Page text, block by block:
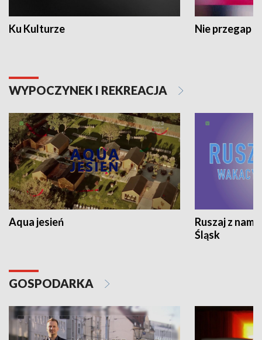
Ku Kulturze Nie przegap
WYPOCZYNEK I REKREACJA
Aqua jesień
Ruszaj z
Śląsk
GOSPODARKA